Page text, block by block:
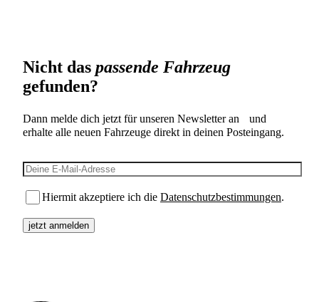
Nicht das passende Fahrzeug
gefunden?
Dann melde dich jetzt für unseren Newsletter an und
erhalte alle neuen Fahrzeuge direkt in deinen Posteingang.
E-Mail-Adresse
Hiermit akzeptiere ich die Datenschutzbestimmungen.